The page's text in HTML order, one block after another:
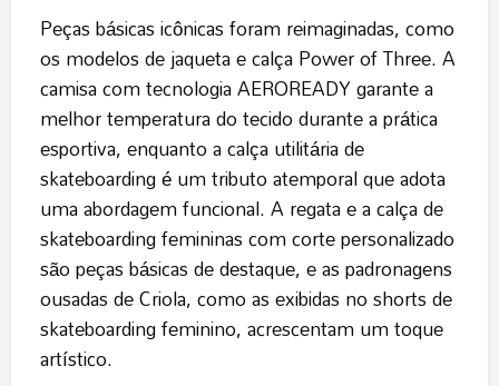
Peças básicas icônicas foram reimaginadas, como
os modelos de jaqueta e calça Power of Three. A
camisa com tecnologia AEROREADY garante a
melhor temperatura do tecido durante a prática
esportiva, enquanto a calça utilitária de
skateboarding é um tributo atemporal que adota
uma abordagem funcional. A regata e a calça de
skateboarding femininas com corte personalizado
são peças básicas de destaque, e as padronagens
ousadas de Criola, como as exibidas no shorts de
skateboarding feminino, acrescentam um toque
artístico.